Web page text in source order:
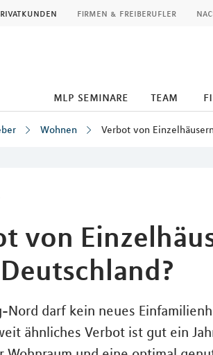
firmen & freiberufler
mlp seminare team
Wohnen Verbot von
von
Nord darf kein neues
ähnliches Verbot ist gut ein